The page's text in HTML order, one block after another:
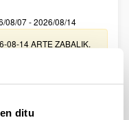
ditu
08/07 - 2026/08/14
08-14 ARTE ZABALIK.
Funts Bibliografikoak